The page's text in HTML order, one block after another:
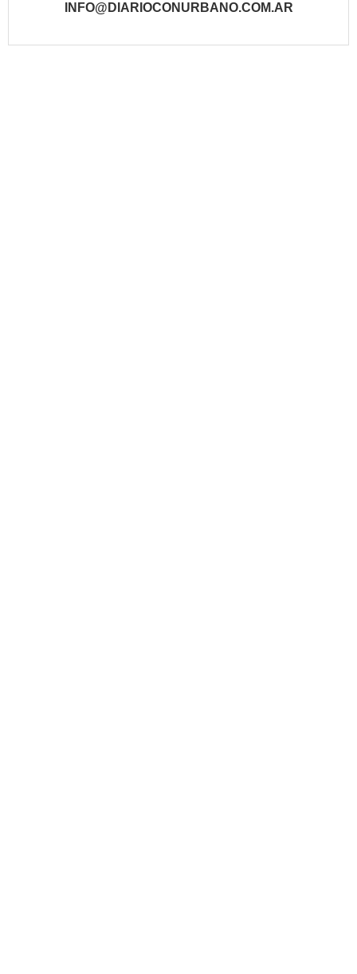
INFO@DIARIOCONURBANO.COM.AR